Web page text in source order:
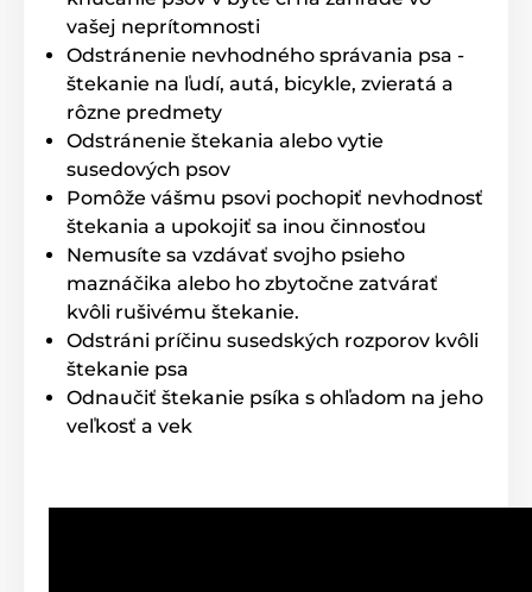
plemenám, pretože poskytuje korekčný variant pre
väčšinu psích temperamentov od 5 do 50 kg.
Délka obojku
Súčasťou balenia je tiež pevný
čierno-biely obojok,ktorý je nastaviteľný
a pohodlný. Psíkovi nebude jeho nosenie
nepríjemné. Obojok si ľahko nastavíte podľa potreby
pre obvod krku 25 až 62 cm.
Váha a rozměry
Obojok proti štekanie disponuje malými
rozmermi: 4 cm x 7 cm x 3,7 cm (šírka,
výška, hĺbka) a ergonomickým tvarom.
vašej neprítomnosti
Odstránenie nevhodného správania psa -
štekanie na ľudí, autá, bicykle, zvieratá a
rôzne predmety
Odstránenie štekania alebo vytie
susedových psov
Pomôže vášmu psovi pochopiť nevhodnosť
štekania a upokojiť sa inou činnosťou
Nemusíte sa vzdávať svojho psieho
maznáčika alebo ho zbytočne zatvárať
kvôli rušivému štekanie.
Odstráni príčinu susedských rozporov kvôli
štekanie psa
Odnaučiť štekanie psíka s ohľadom na jeho
veľkosť a vek